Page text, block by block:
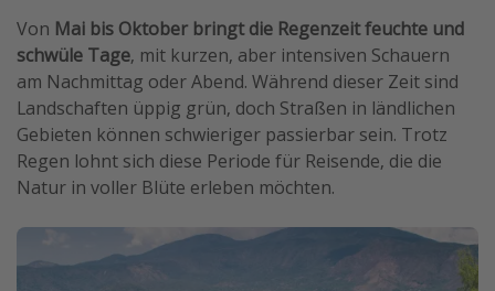
Von Mai bis Oktober bringt die Regenzeit feuchte und
schwüle Tage, mit kurzen, aber intensiven Schauern
am Nachmittag oder Abend. Während dieser Zeit sind
Landschaften üppig grün, doch Straßen in ländlichen
Gebieten können schwieriger passierbar sein. Trotz
Regen lohnt sich diese Periode für Reisende, die die
Natur in voller Blüte erleben möchten.